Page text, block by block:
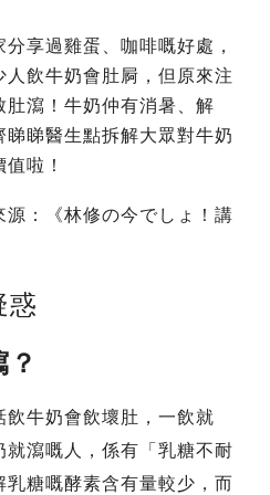
分享過雞蛋、咖啡嘅好處，
飲牛奶會肚屙，但原來注
瀉！牛奶仲有消暑、解
睇醫生點拆解大眾對牛奶
啦！
：《林修の今でしょ！講
惑
牛奶會飲壞肚，一飲就
瀉嘅人，係有「乳糖不耐
糖嘅酵素含有量較少，而